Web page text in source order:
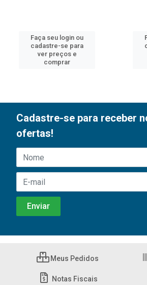
Faça seu login ou
cadastre-se para
ver preços e
comprar
Cadastre-se para receber
ofertas!
Meus Pedidos
Notas Fiscais